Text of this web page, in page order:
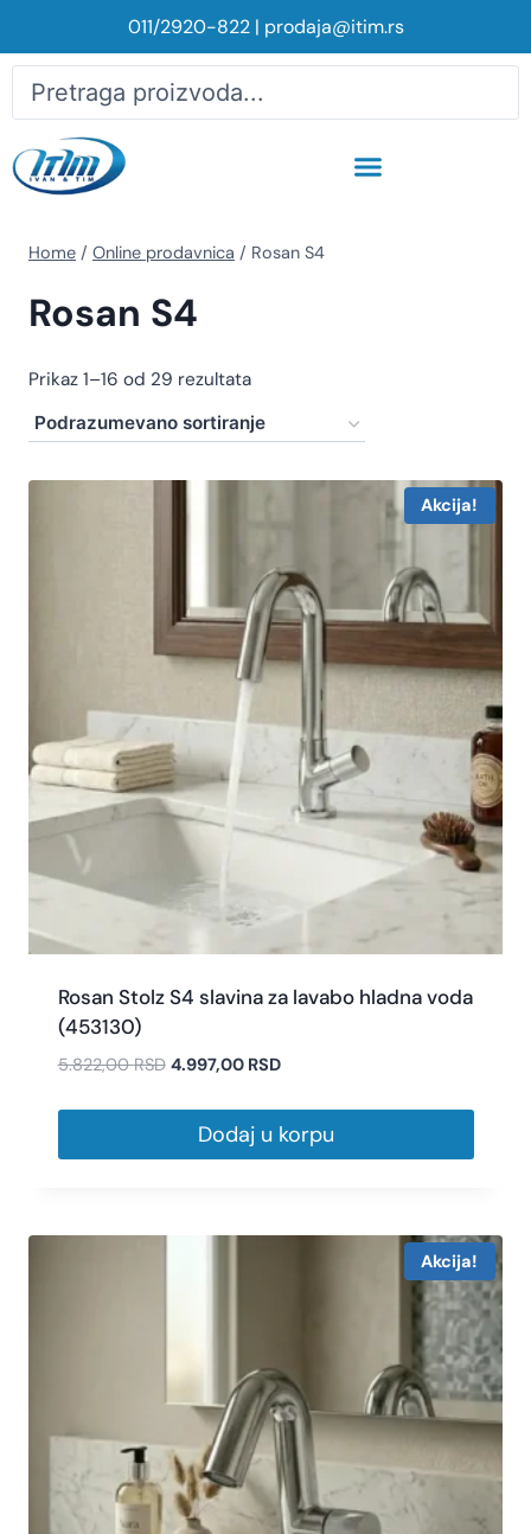
011/2920-822| prodaja@itim.rs
Home / Online prodavnica / Rosan S4
Rosan S4
Prikaz 1–16 od 29 rezultata
Akcija!
Rosan Stolz S4 slavina za lavabo hladna voda
(453130)
5.822,00RSD 4.997,00 RSD
Dodaj u korpu
Akcija!